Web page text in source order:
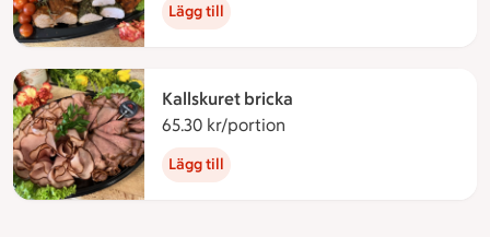
Lägg till
Kallskuret bricka
65.30 kr/portion
Lägg till